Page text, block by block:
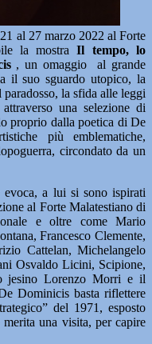
al 27 marzo 2022 al Forte
la mostraIl tempo, lo
, un omaggio al grande
il suo sguardo utopico, la
la sfida alle leggi
una selezione di
proprio dalla poetica di De
più emblematiche,
circondato da un
evoca, a lui si sono ispirati
al Forte Malatestiano di
e oltre come Mario
Francesco Clemente,
Cattelan, Michelangelo
Osvaldo Licini, Scipione,
jesino Lorenzo Morri e il
Dominicis basta riflettere
del 1971, esposto
una visita, per capire